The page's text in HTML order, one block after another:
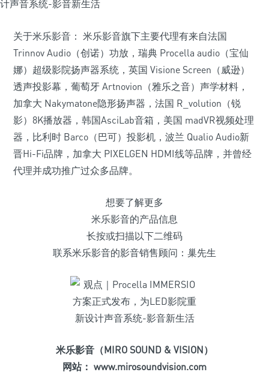
关于米乐影音： 米乐影音旗下主要代理有来自法国
Trinnov Audio（创诺）功放，瑞典 Procella audio（宝仙
娜）超级影院扬声器系统，英国 Visione Screen（威逊）
透声投影幕，葡萄牙 Artnovion（雅乐之音）声学材料，
加拿大 Nakymatone隐形扬声器，法国 R_volution（锐
影）8K播放器，韩国AsciLab音箱，美国 madVR视频处理
器，比利时 Barco（巴可）投影机，波兰 Qualio Audio新
晋Hi-Fi品牌，加拿大 PIXELGEN HDMI线等品牌，并曾经
代理并成功推广过众多品牌。
想要了解更多
米乐影音的产品信息
长按或扫描以下二维码
联系米乐影音的影音销售顾问：巢先生
米乐影音（MIRO SOUND & VISION）
网站： www.mirosoundvision.com